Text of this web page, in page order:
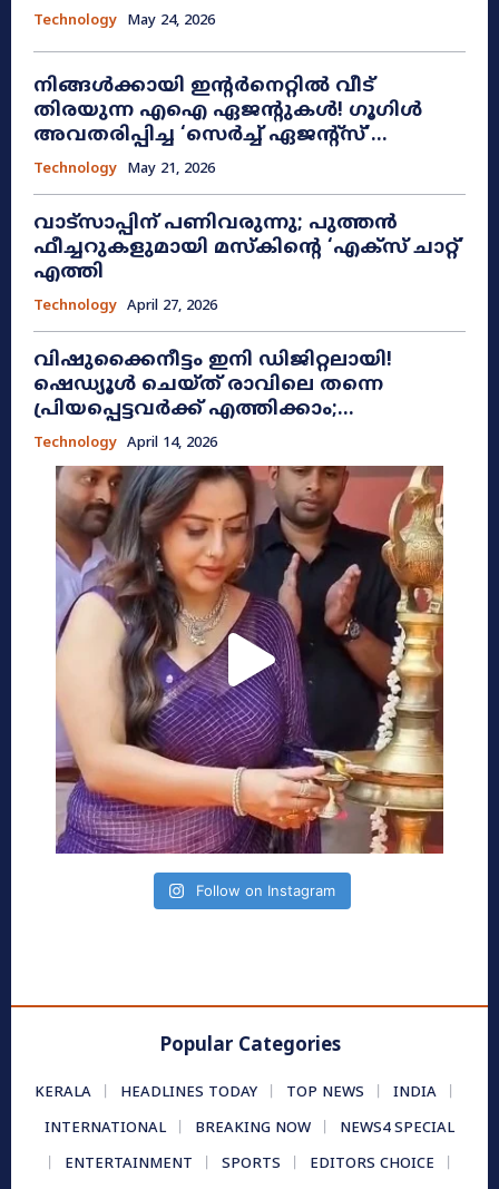
Technology May 24, 2026
നിങ്ങൾക്കായി ഇന്റർനെറ്റിൽ വീട്
തിരയുന്ന എഐ ഏജന്റുകൾ! ഗൂഗിൾ
അവതരിപ്പിച്ച ‘സെർച്ച് ഏജന്റ്സ്’...
Technology May 21, 2026
വാട്സാപ്പിന് പണിവരുന്നു; പുത്തൻ
ഫീച്ചറുകളുമായി മസ്കിന്റെ ‘എക്സ് ചാറ്റ്’
എത്തി
Technology April 27, 2026
വിഷുക്കൈനീട്ടം ഇനി ഡിജിറ്റലായി!
ഷെഡ്യൂൾ ചെയ്ത് രാവിലെ തന്നെ
പ്രിയപ്പെട്ടവർക്ക് എത്തിക്കാം;...
Technology April 14, 2026
Follow on Instagram
Popular Categories
KERALA HEADLINES TODAY TOP NEWS
INDIA
INTERNATIONAL
BREAKING NOW
NEWS4 SPECIAL
ENTERTAINMENT
SPORTS
EDITORS CHOICE